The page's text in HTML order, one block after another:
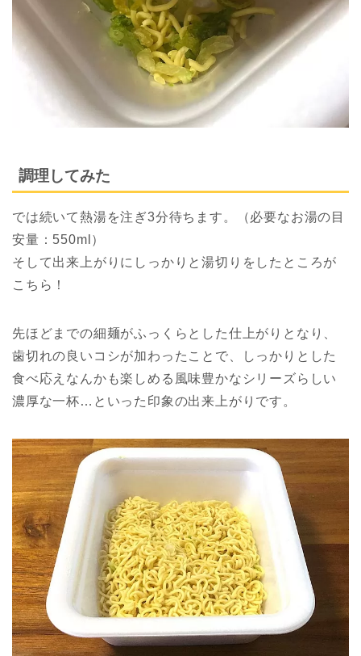
調理してみた
では続いて熱湯を注ぎ3分待ちます。（必要なお湯の目
安量：550ml）
そして出来上がりにしっかりと湯切りをしたところが
こちら！
先ほどまでの細麺がふっくらとした仕上がりとなり、
歯切れの良いコシが加わったことで、しっかりとした
食べ応えなんかも楽しめる風味豊かなシリーズらしい
濃厚な一杯…といった印象の出来上がりです。